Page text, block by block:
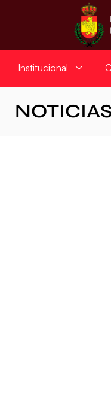
Institucional
NOTICIAS